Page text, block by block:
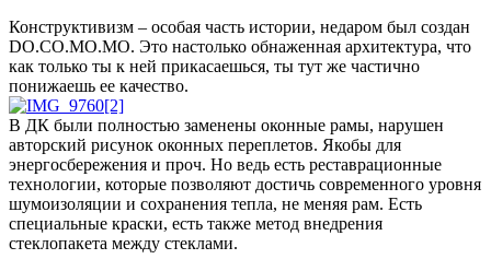
Конструктивизм – особая часть истории, недаром был создан
DО.CО.МО.МО. Это настолько обнаженная архитектура, что
как только ты к ней прикасаешься, ты тут же частично
понижаешь ее качество.
В ДК были полностью заменены оконные рамы, нарушен
авторский рисунок оконных переплетов. Якобы для
энергосбережения и проч. Но ведь есть реставрационные
технологии, которые позволяют достичь современного уровня
шумоизоляции и сохранения тепла, не меняя рам. Есть
специальные краски, есть также метод внедрения
стеклопакета между стеклами.